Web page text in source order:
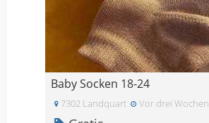
Baby Socken 18-24
7302 Landquart Vor drei Wochen